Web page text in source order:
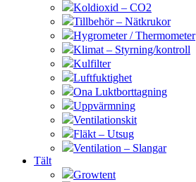
Koldioxid – CO2
Tillbehör – Nätkrukor
Hygrometer / Thermometer
Klimat – Styrning/kontroll
Kulfilter
Luftfuktighet
Ona Luktborttagning
Uppvärmning
Ventilationskit
Fläkt – Utsug
Ventilation – Slangar
Tält
Growtent